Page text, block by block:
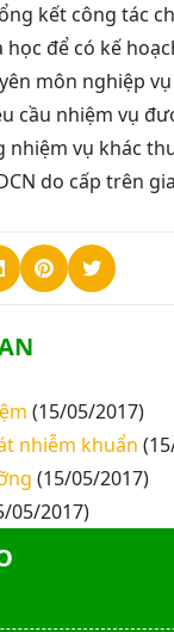
kết công tác
để có kế
môn nghiệp
cầu nhiệm vụ
nhiệm vụ khác
do cấp trên
(15/05/2017)
nhiễm khuẩn
(15/05/2017)
05/2017)
giá về việc vệ
trong bệnh viện
về việc khảo
mái che từ
Bệnh viện
về việc sửa
giá sửa chữa máy
về việc In bìa
về việc cung
bắt buộc năm